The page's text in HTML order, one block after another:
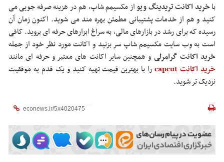
باخرید اکانت تریدینگ ویواز مکسیمم شاپ، هم در هزینه صرفه ‌جویی می
‌کنید و هم از خدمات پشتیبانی مطمئن بهره‌ مند می ‌شوید. اکنون زمان آن
رسیده که برای رشد در بازارهای مالی، به سراغ ابزارهای حرفه ‌ای بروید. کافی
است به وب ‌سایت مکسیمم شاپ سر بزنید و اکانت مورد نظر خود از جمله
خرید اکانت گرامرلی و همچنین سایر اکانت های معتبر و حرفه ای مانند
خرید اکانت capcut
را با بهترین قیمت تهیه کنید و یک قدم به موفقیت
نزدیک ‌تر شوید.